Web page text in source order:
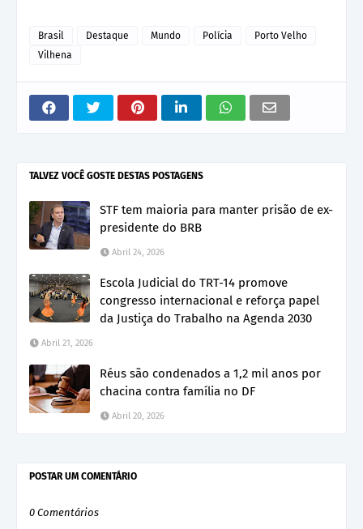
Brasil Destaque Mundo Polícia
Porto Velho
Vilhena
TALVEZ VOCÊ GOSTE DESTAS POSTAGENS
STF tem maioria para manter prisão de ex-
presidente do BRB
Abril 24, 2026
Escola Judicial do TRT-14 promove
congresso internacional e reforça papel
da Justiça do Trabalho na Agenda 2030
Abril 21, 2026
Réus são condenados a 1,2 mil anos por
chacina contra família no DF
Abril 20, 2026
POSTAR UM COMENTÁRIO
0 Comentários